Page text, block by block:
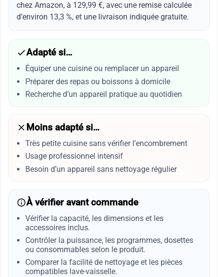
chez Amazon, à 129,99 €, avec une remise calculée
d’environ 13,3 %, et une livraison indiquée gratuite.
Adapté si…
Équiper une cuisine ou remplacer un appareil
Préparer des repas ou boissons à domicile
Recherche d’un appareil pratique au quotidien
Moins adapté si…
Très petite cuisine sans vérifier l’encombrement
Usage professionnel intensif
Besoin d’un appareil sans nettoyage régulier
À vérifier avant commande
Vérifier la capacité, les dimensions et les
accessoires inclus.
Contrôler la puissance, les programmes, dosettes
ou consommables selon le produit.
Comparer la facilité de nettoyage et les pièces
compatibles lave-vaisselle.